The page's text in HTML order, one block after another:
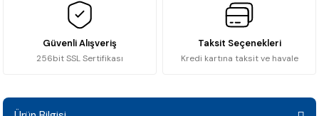
Güvenli Alışveriş
256bit SSL Sertifikası
Taksit Seçenekleri
Kredi kartına taksit ve havale